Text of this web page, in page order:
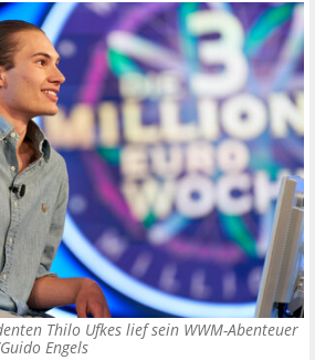
Thilo Ufkes lief sein WWM-Abenteuer
Engels